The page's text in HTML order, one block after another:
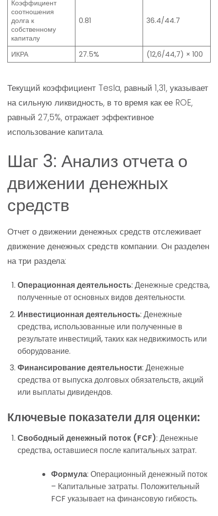
Коэффициент
соотношения
долга к
собственному
капиталу
0.81 36.4/44.7
ИКРА 27.5% (12,6/44,7) × 100
Текущий коэффициент Tesla, равный 1,31, указывает
на сильную ликвидность, в то время как ее ROE,
равный 27,5%, отражает эффективное
использование капитала.
Шаг 3: Анализ отчета о
движении денежных
средств
Отчет о движении денежных средств отслеживает
движение денежных средств компании. Он разделен
на три раздела:
Операционная деятельность: Денежные средства,
полученные от основных видов деятельности.
Инвестиционная деятельность: Денежные
средства, использованные или полученные в
результате инвестиций, таких как недвижимость или
оборудование.
Финансирование деятельности: Денежные
средства от выпуска долговых обязательств, акций
или выплаты дивидендов.
Ключевые показатели для оценки:
Свободный денежный поток (FCF): Денежные
средства, оставшиеся после капитальных затрат.
Формула: Операционный денежный поток
– Капитальные затраты. Положительный
FCF указывает на финансовую гибкость.